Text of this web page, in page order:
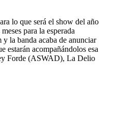
lo que será el show del año
para la esperada
la banda acaba de anunciar
estarán acompañándolos esa
Forde (ASWAD), La Delio